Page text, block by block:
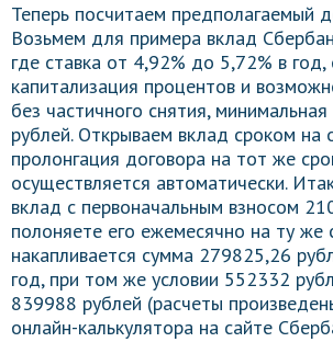
Теперь посчитаем предполагаемый
Возьмем для примера вклад
где ставка от 4,92% до 5,72% в год,
капитализация процентов и
без частичного снятия,
рублей. Открываем вклад сроком на
пролонгация договора на тот же
осуществляется автоматически.
вклад с первоначальным взносом
полоняете его ежемесячно на ту же
накапливается сумма 279825,26
год, при том же условии 552332
839988 рублей (расчеты
онлайн-калькулятора на сайте